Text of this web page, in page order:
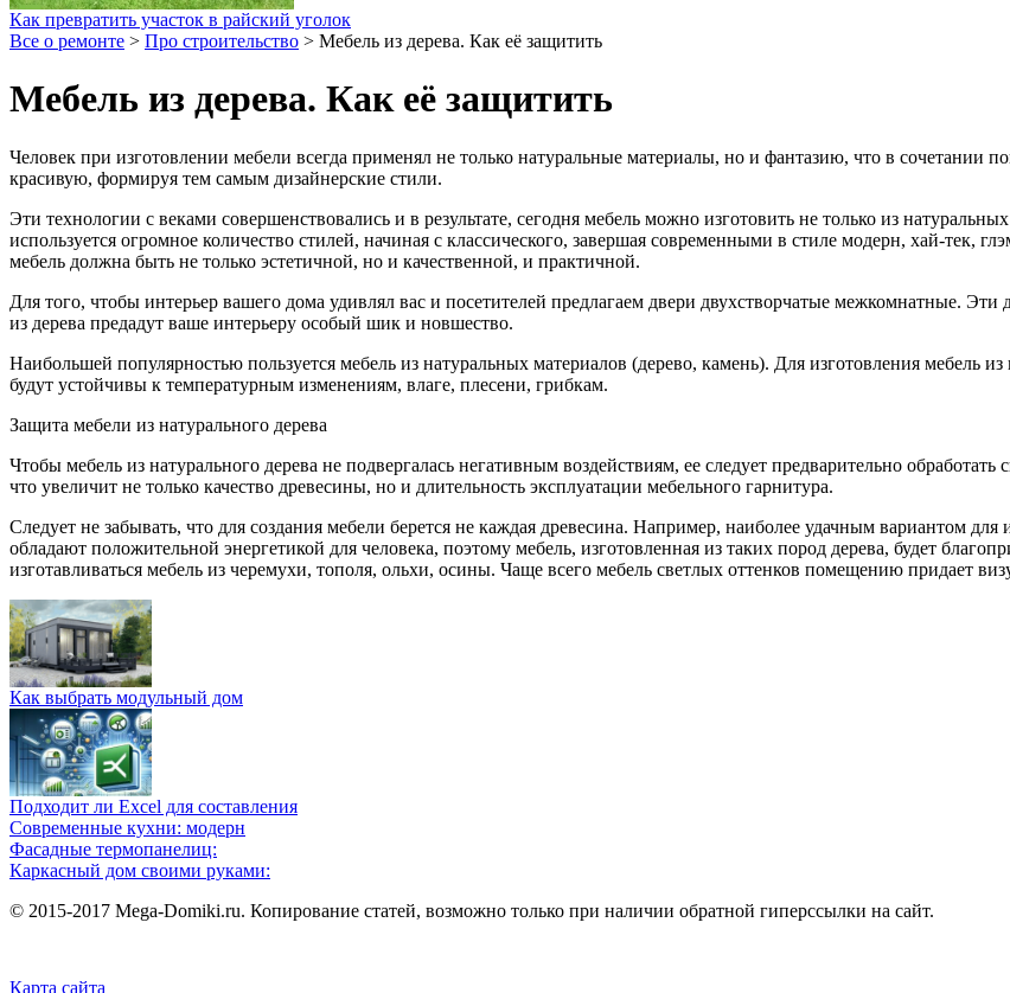
Как превратить участок в райский уголок
Все о ремонте > Про строительство > Мебель из дерева. Как её защитить
Мебель из дерева. Как её защитить
Человек при изготовлении мебели всегда применял не только натуральные материалы, но и фантазию, что в сочетании
красивую, формируя тем самым дизайнерские стили.
Эти технологии с веками совершенствовались и в результате, сегодня мебель можно изготовить не только из
используется огромное количество стилей, начиная с классического, завершая современными в стиле модерн, хай-тек,
мебель должна быть не только эстетичной, но и качественной, и практичной.
Для того, чтобы интерьер вашего дома удивлял вас и посетителей предлагаем двери двухстворчатые межкомнатные.
из дерева предадут ваше интерьеру особый шик и новшество.
Наибольшей популярностью пользуется мебель из натуральных материалов (дерево, камень). Для изготовления мебель
будут устойчивы к температурным изменениям, влаге, плесени, грибкам.
Защита мебели из натурального дерева
Чтобы мебель из натурального дерева не подвергалась негативным воздействиям, ее следует предварительно
что увеличит не только качество древесины, но и длительность эксплуатации мебельного гарнитура.
Следует не забывать, что для создания мебели берется не каждая древесина. Например, наиболее удачным вариантом для
обладают положительной энергетикой для человека, поэтому мебель, изготовленная из таких пород дерева, будет
изготавливаться мебель из черемухи, тополя, ольхи, осины. Чаще всего мебель светлых оттенков помещению придает
Как выбрать модульный дом
Подходит ли Excel для составления
Современные кухни: модерн
Фасадные термопанелиц:
Каркасный дом своими руками:
© 2015-2017 Mega-Domiki.ru. Копирование статей, возможно только при наличии обратной гиперссылки на сайт.
Карта сайта